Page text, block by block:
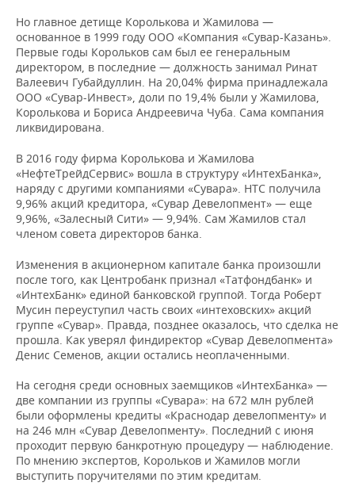
Но главное детище Королькова и Жамилова —
основанное в 1999 году ООО «Компания «Сувар-Казань».
Первые годы Корольков сам был ее генеральным
директором, в последние — должность занимал Ринат
Валеевич Губайдуллин. На 20,04% фирма принадлежала
ООО «Сувар-Инвест», доли по 19,4% были у Жамилова,
Королькова и Бориса Андреевича Чуба. Сама компания
ликвидирована.
В 2016 году фирма Королькова и Жамилова
«НефтеТрейдСервис» вошла в структуру «ИнтехБанка»,
наряду с другими компаниями «Сувара». НТС получила
9,96% акций кредитора, «Сувар Девелопмент» — еще
9,96%, «Залесный Сити» — 9,94%. Сам Жамилов стал
членом совета директоров банка.
Изменения в акционерном капитале банка произошли
после того, как Центробанк признал «Татфондбанк» и
«ИнтехБанк» единой банковской группой. Тогда Роберт
Мусин переуступил часть своих «интеховских» акций
группе «Сувар». Правда, позднее оказалось, что сделка не
прошла. Как уверял финдиректор «Сувар Девелопмента»
Денис Семенов, акции остались неоплаченными.
На сегодня среди основных заемщиков «ИнтехБанка» —
две компании из группы «Сувара»: на 672 млн рублей
были оформлены кредиты «Краснодар девелопменту» и
на 246 млн «Сувар Девелопменту». Последний с июня
проходит первую банкротную процедуру — наблюдение.
По мнению экспертов, Корольков и Жамилов могли
выступить поручителями по этим кредитам.